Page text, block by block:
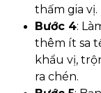
thấm gia vị.
Bước 4:
thêm ít sa
khẩu vị,
ra chén.